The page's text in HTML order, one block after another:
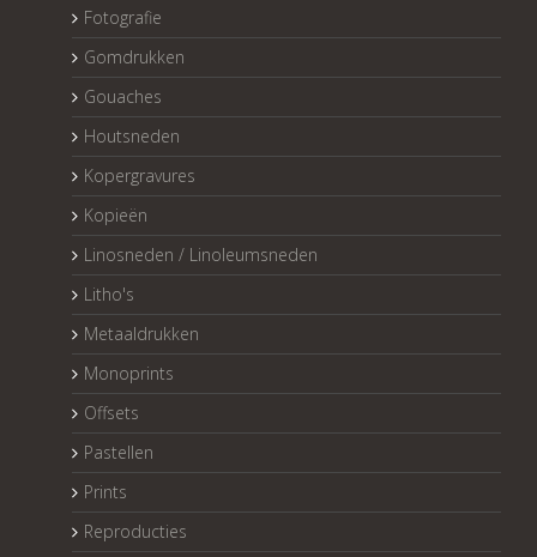
Fotografie
Gomdrukken
Gouaches
Houtsneden
Kopergravures
Kopieën
Linosneden / Linoleumsneden
Litho's
Metaaldrukken
Monoprints
Offsets
Pastellen
Prints
Reproducties